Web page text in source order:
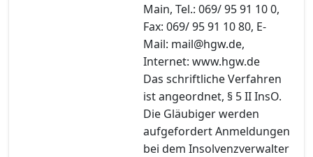
Main, Tel.: 069/ 95 91 10 0,
Fax: 069/ 95 91 10 80, E-
Mail: mail@hgw.de,
Internet: www.hgw.de
Das schriftliche Verfahren
ist angeordnet, § 5 II InsO.
Die Gläubiger werden
aufgefordert Anmeldungen
bei dem Insolvenzverwalter